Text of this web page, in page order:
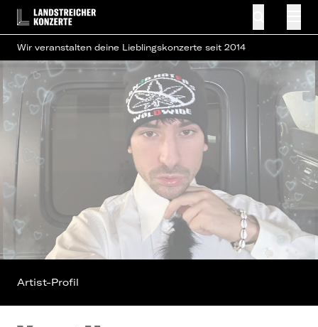
Wir veranstalten deine Lieblingskonzerte seit 2014
Artist-Profil